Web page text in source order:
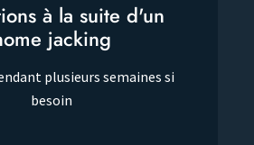
à la suite d'un
jacking
plusieurs semaines si
besoin
à la suite d'un
jacking
plusieurs semaines si
besoin